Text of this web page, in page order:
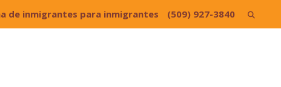
de inmigrantes para inmigrantes (509) 927-3840 Search